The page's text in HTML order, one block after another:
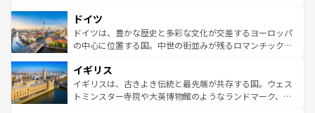
せる。地方によって風土や気候が異なるスペインはその個
性で訪れる人を魅了する。 なお、新着のスペイン情報は コ
ンテンツ一覧を参照してほしい。
で、幅広い魅力が詰まっている。華麗な宮殿、歴史的な大
聖堂、美しいビーチ、そして豊かな自然が、訪れる者を心
から魅了する。また、フランスは美食の国としても知ら
いる。シャンパンの発祥地であるランス、プロヴァンスの
香り高いラベンダー畑など、多彩な楽しみ方が可能だ。さ
らに、パリ以外の地域にも魅力が溢れており、どの街角に
ドイツ
ドイツは、豊かな歴史と多彩な文化が交差するヨーロッパ
の中心に位置する国。中世の街並みが残るロマンチック街
顔を持つこの国は、どこを歩いても飽きることがない。ベ
ルリンの文化的活気、バイエルン州のアルプスの絶景、そ
してライン川沿いのワイン畑といった風景は必見。ビール
イギリス
イギリスは、古きよき伝統と最先端が共存する国。ウェス
トミンスター寺院や大英博物館のようなランドマーク、歴